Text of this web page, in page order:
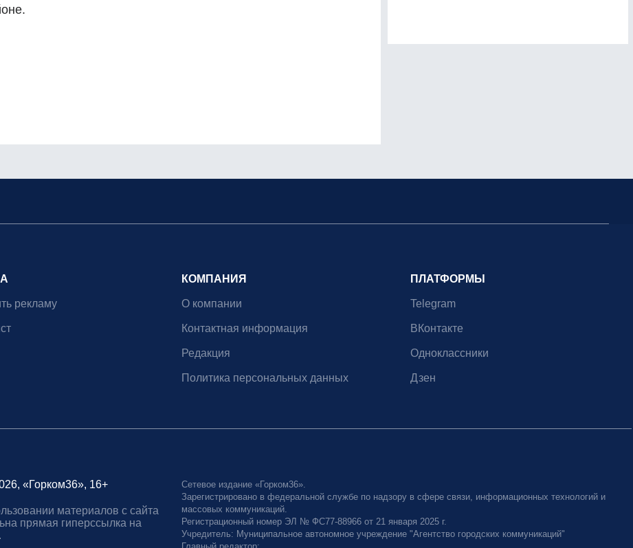
рекламу
КОМПАНИЯ
О компании
Контактная информация
Редакция
Политика персональных данных
ПЛАТФОРМЫ
Telegram
ВКонтакте
Одноклассники
Дзен
«Горком36», 16+
материалов с сайта
прямая гиперссылка на
Сетевое издание «Горком36».
Зарегистрировано в федеральной службе по надзору в сфере связи, информационных технологий и
массовых коммуникаций.
Регистрационный номер ЭЛ № ФС77-88966 от 21 января 2025 г.
Учредитель: Муниципальное автономное учреждение "Агентство городских коммуникаций"